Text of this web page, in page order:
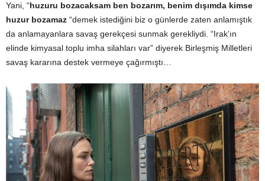
Yani, “huzuru bozacaksam ben bozarım, benim dışımda kimse
huzur bozamaz “demek istediğini biz o günlerde zaten anlamıştık
da anlamayanlara savaş gerekçesi sunmak gerekliydi. “Irak’ın
elinde kimyasal toplu imha silahları var” diyerek Birleşmiş Milletleri
savaş kararına destek vermeye çağırmıştı…